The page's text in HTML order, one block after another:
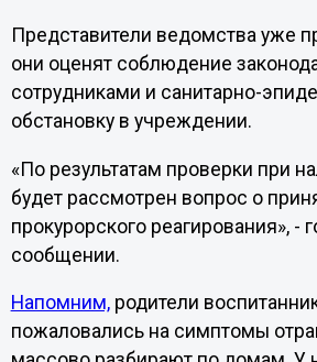
Представители ведомства уже
они оценят соблюдение
сотрудниками и санитарно-
обстановку в учреждении.
«По результатам проверки при
будет рассмотрен вопрос о
прокурорского реагирования», -
сообщении.
Напомним,родители
пожаловались на симптомы